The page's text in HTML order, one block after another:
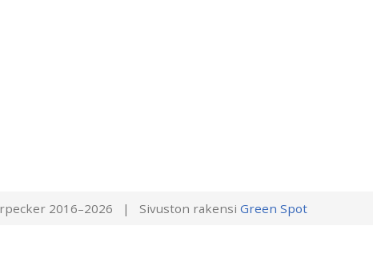
2016–2026 | Sivuston rakensi Green Spot